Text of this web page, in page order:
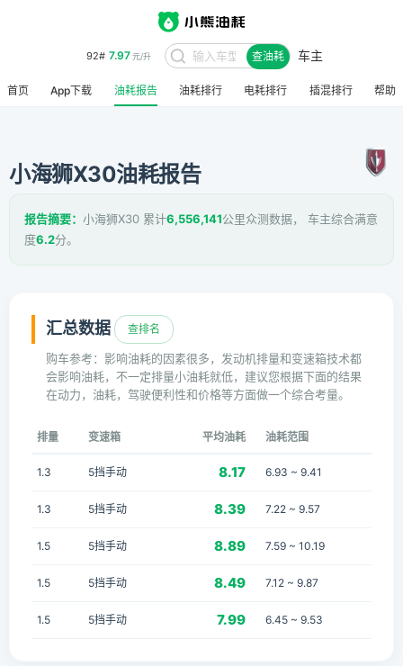
92# 7.97元/升 查油耗 车主
首页 App下载 油耗报告 油耗排行 电耗排行 插混排行 帮助
小海狮X30油耗报告
报告摘要： 小海狮X30 累计6,556,141公里众测数据， 车主综合满意
度6.2分。
汇总数据 查排名
购车参考：影响油耗的因素很多，发动机排量和变速箱技术都
会影响油耗，不一定排量小油耗就低，建议您根据下面的结果
在动力，油耗，驾驶便利性和价格等方面做一个综合考量。
排量 变速箱 平均油耗 油耗范围
1.3 5挡手动 8.17 6.93 ~ 9.41
1.3 5挡手动 8.39 7.22 ~ 9.57
1.5 5挡手动 8.89 7.59 ~ 10.19
1.5 5挡手动 8.49 7.12 ~ 9.87
1.5 5挡手动 7.99 6.45 ~ 9.53